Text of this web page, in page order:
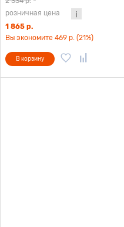
розничная цена
1 865 р.
Вы экономите 469 р. (21%)
В корзину